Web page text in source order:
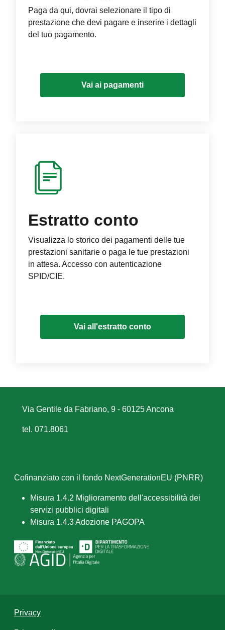
Paga da qui, dovrai selezionare il tipo di
prestazione che devi pagare e inserire i dettagli
del tuo pagamento.
Vai ai pagamenti
Estratto conto
Visualizza lo storico dei pagamenti delle tue
prestazioni sanitarie o paga le tue prestazioni
in attesa. Accesso con autenticazione
SPID/CIE.
Vai all'estratto conto
Via Gentile da Fabriano, 9 - 60125 Ancona
tel. 071.8061
Cofinanziato con il fondo NextGenerationEU (PNRR)
Misura 1.4.2 Miglioramento dell'accessibilità dei
servizi pubblici digitali
Misura 1.4.3 Adozione PAGOPA
Privacy